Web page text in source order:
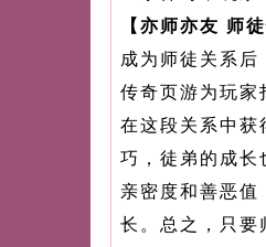
【亦师亦友 师
成为师徒关系
传奇页游为玩家
在这段关系中获
巧，徒弟的成长
亲密度和善恶
长。总之，只要